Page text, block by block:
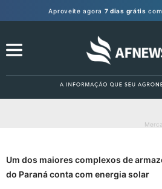
Aproveite agora 7 dias grátis
Um dos maiores complexos de
do Paraná conta com energia solar